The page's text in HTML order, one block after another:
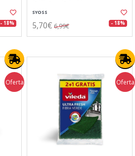
- 18%
SYOSS
5,70€ 6,99€ - 18%
Oferta Oferta